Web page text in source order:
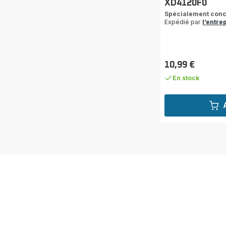
XD4120F0
Spécialement
Expédié par
Prix
10,99 €
En stock